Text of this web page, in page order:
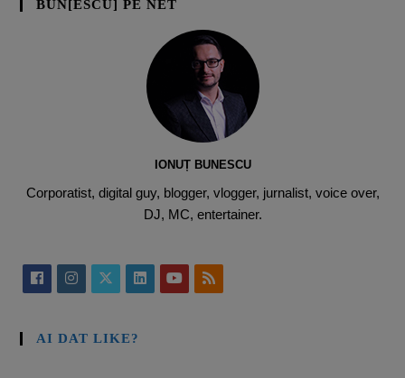
BUN[ESCU] PE NET
IONUȚ BUNESCU
Corporatist, digital guy, blogger, vlogger, jurnalist, voice over,
DJ, MC, entertainer.
AI DAT LIKE?